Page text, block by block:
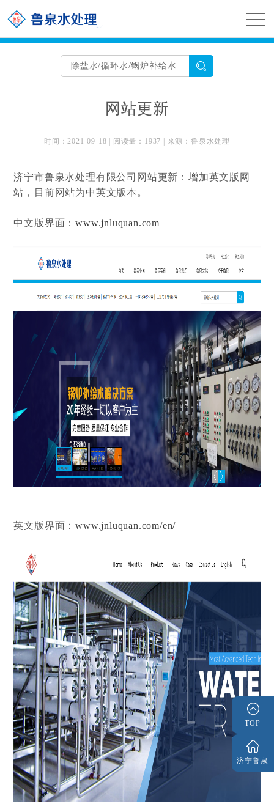
网站首页 >> 鲁泉观点 >> 公司专栏 >> 查看详
网站更新
时间：2021-09-18 | 阅读量：1937 | 来源：鲁泉水处理
济宁市鲁泉水处理有限公司网站更新：增加英文版网
站，目前网站为中英文版本。
中文版界面：www.jnluquan.com
英文版界面：www.jnluquan.com/en/
TOP
济宁鲁泉